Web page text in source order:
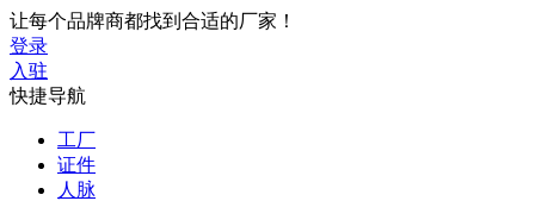
让每个品牌商都找到合适的厂家！
登录
入驻
快捷导航
工厂
证件
人脉